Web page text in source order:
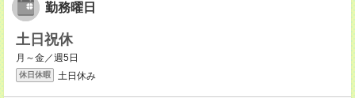
勤務曜日
土日祝休
月～金／週5日
休日休暇 土日休み